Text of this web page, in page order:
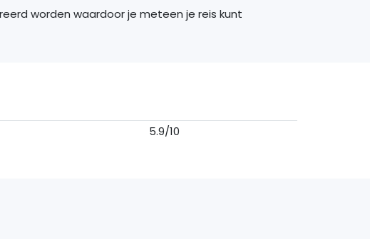
worden waardoor je meteen je reis kunt
5.9/10